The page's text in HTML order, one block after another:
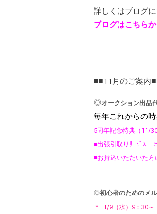
詳しくはブログ
ブログはこちらか
■■11月のご案内
◎オークション出品
毎年これからの
5周年記念特典（11/30
■出張引取りｻｰﾋﾞｽ
■お持込いただいた方
◎初心者のためのメ
＊11/9（水）9：30～